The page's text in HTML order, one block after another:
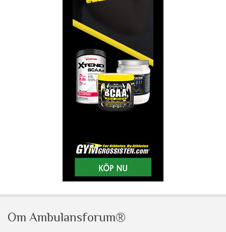
Om Ambulansforum®